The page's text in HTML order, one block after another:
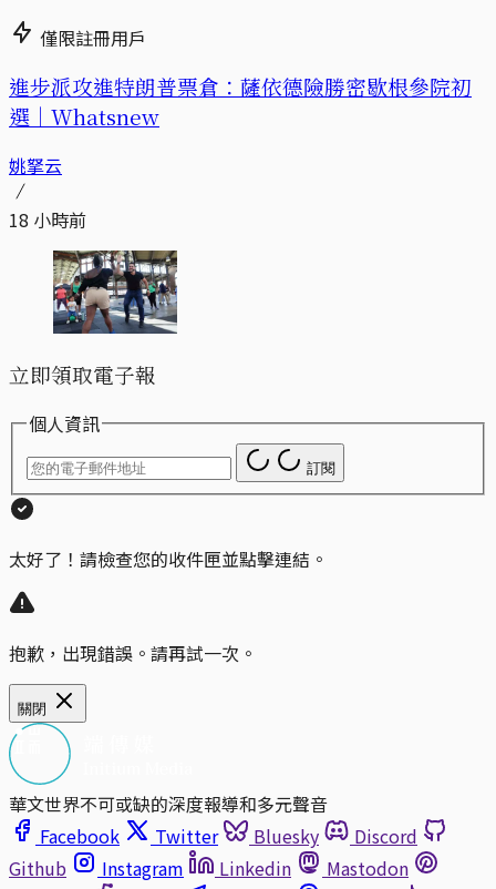
僅限註冊用戶
進步派攻進特朗普票倉：薩依德險勝密歇根參院初
選｜Whatsnew
姚拏云
18 小時前
立即領取電子報
個人資訊
訂閱
太好了！請檢查您的收件匣並點擊連結。
抱歉，出現錯誤。請再試一次。
關閉
華文世界不可或缺的深度報導和多元聲音
Facebook
Twitter Bluesky
Discord
Github
Instagram Linkedin
Mastodon